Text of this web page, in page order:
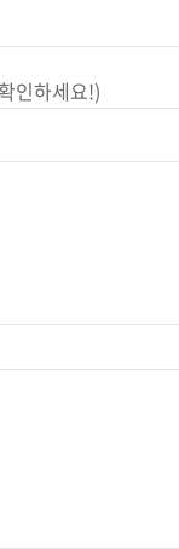
인하세요!)